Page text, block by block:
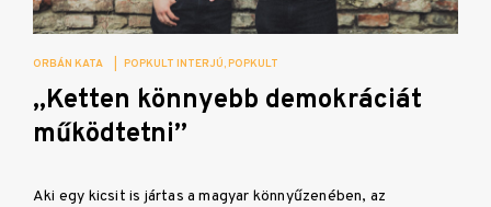
ORBÁN KATA POPKULT INTERJÚ POPKULT
„Ketten könnyebb demokráciát
működtetni”
Aki egy kicsit is jártas a magyar könnyűzenében, az